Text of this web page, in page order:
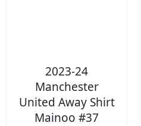
2023-24
Manchester
United Away Shirt
Mainoo #37